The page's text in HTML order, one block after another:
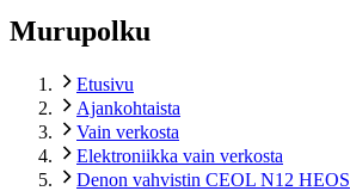
Murupolku
Etusivu
Ajankohtaista
Vain verkosta
Elektroniikka vain verkosta
Denon vahvistin CEOL N12 HEOS